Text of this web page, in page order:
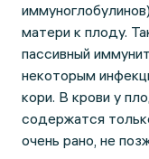
матери к плоду.
пассивный
некоторым
кори. В крови у
содержатся
очень рано, не